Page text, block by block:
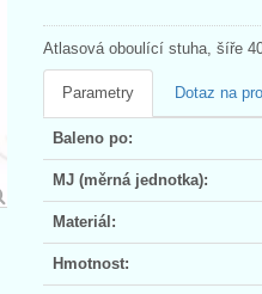
Atlasová oboulící stuha, šíře
Parametry Dotaz na
Baleno po:
MJ (měrná jednotka):
Materiál:
Hmotnost: